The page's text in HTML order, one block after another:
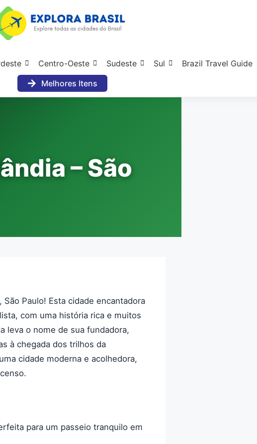
Centro-Oeste Sudeste Sul
Brazil Travel Guide
Melhores Itens
– São
Paulo! Esta cidade encantadora
com uma história rica e muitos
leva o nome de sua fundadora,
à chegada dos trilhos da
cidade moderna e acolhedora,
para um passeio tranquilo em